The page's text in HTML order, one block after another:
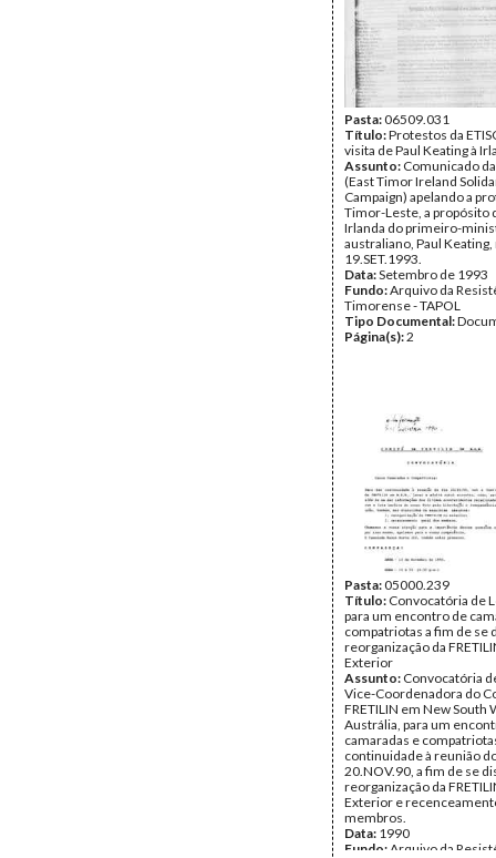
Pasta:06509.031
Título:Protestos da
visita de Paul Keating à
Assunto: Comunicado da
(East Timor Ireland
Campaign) apelando a
Timor-Leste, a propósito
Irlanda do primeiro-
australiano, Paul Keating,
19.SET.1993.
Data:Setembro de 1993
Fundo:Arquivo da
Timorense - TAPOL
Tipo Documental:
Página(s):2
Pasta:05000.239
Título: Convocatória de
para um encontro de
compatriotas a fim de se
reorganização da
Exterior
Assunto: Convocatória
Vice-Coordenadora do
FRETILIN em New South
Austrália, para um
camaradas e
continuidade à reunião
20.NOV.90, a fim de se
reorganização da
Exterior e
membros.
Data: 1990
Fundo: Arquivo da